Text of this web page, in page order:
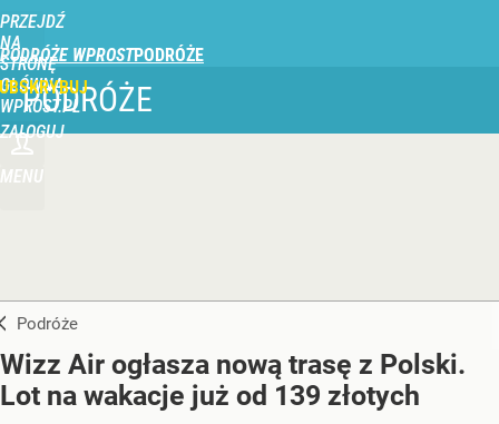
PRZEJDŹ
NA
STRONĘ
GŁÓWNĄ
WPROST.PL
PODRÓŻE WPROST
ZALOGUJ
MENU
PODRÓŻE
Podróże
Wizz Air ogłasza nową trasę z Polski.
Lot na wakacje już od 139 złotych